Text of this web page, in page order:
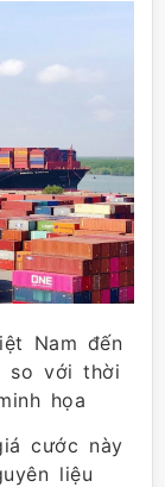
Nam đến
so với thời
họa
cước này
liệu